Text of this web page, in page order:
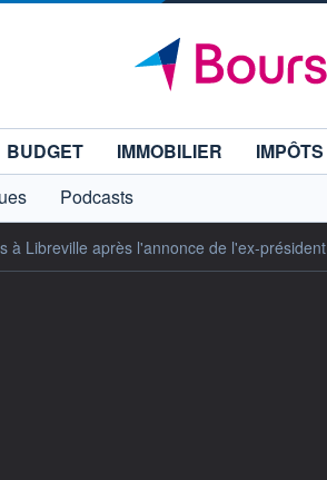
BUDGET IMMOBILIER IMPÔTS
Podcasts
à Libreville après l'annonce de l'ex-